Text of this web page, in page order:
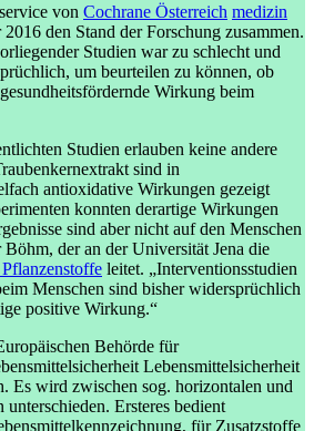
von Cochrane Österreich medizin
2016 den Stand der Forschung zusammen.
Studien war zu schlecht und
um beurteilen zu können, ob
Wirkung beim
Studien erlauben keine andere
sind in
antioxidative Wirkungen gezeigt
konnten derartige Wirkungen
sind aber nicht auf den Menschen
der an der Universität Jena die
leitet. „Interventionsstudien
Menschen sind bisher widersprüchlich
positive Wirkung.“
Behörde für
Lebensmittelsicherheit
Es wird zwischen sog. horizontalen und
Ersteres bedient
für Zusatzstoffe